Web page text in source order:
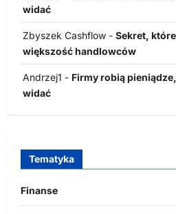
widać
Zbyszek Cashflow - Sekret,
większość handlowców
Andrzej1 - Firmy robią
widać
Tematyka
Finanse